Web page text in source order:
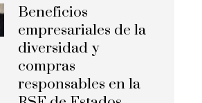
Beneficios
empresariales de la
diversidad y
compras
responsables en la